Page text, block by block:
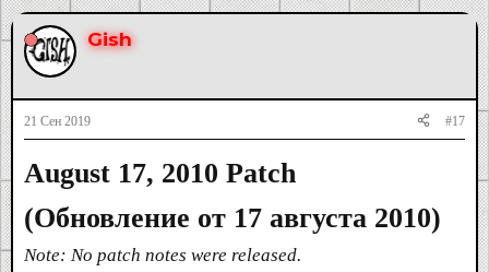
Gish
21 Сен 2019 #17
August 17, 2010 Patch
(Обновление от 17 августа 2010)
Note: No patch notes were released.